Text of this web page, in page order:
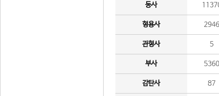
동사
형용사 2946
관형사 5
부사 5360
감탄사 87